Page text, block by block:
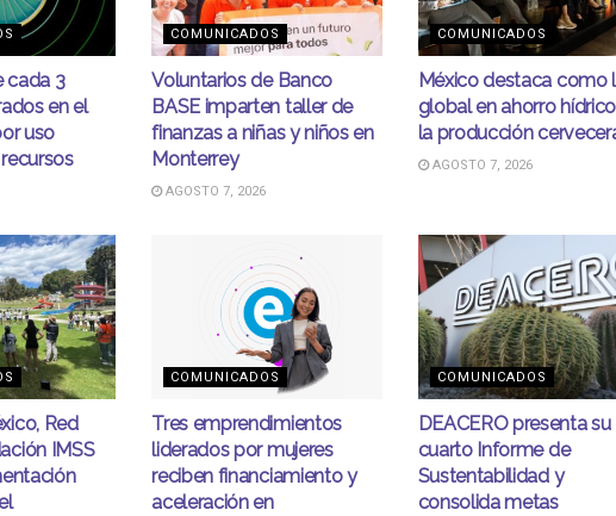
cada 3
en el
uso
COMUNICADOS
Voluntarios de Banco
BASE imparten taller de
finanzas a niñas y niños en
Monterrey
AGOSTO 7, 2026
COMUNICADOS
México destaca como
global en ahorro
la producción
AGOSTO 7, 2026
Red
IMSS
COMUNICADOS
Tres emprendimientos
liderados por mujeres
reciben financiamiento y
aceleración en
COMUNICADOS
DEACERO presenta su
cuarto Informe de
Sustentabilidad y
consolida metas